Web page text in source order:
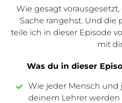
Wie gesagt
Sache rangehst. Und die
teile ich in dieser Episode
mit
Was du in dieser
Wie jeder Mensch und
deinem Lehrer werden